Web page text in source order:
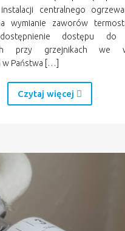
centralnego
wymianie zaworów
dostępu do
przy grzejnikach we
w Państwa […]
Czytaj więcej